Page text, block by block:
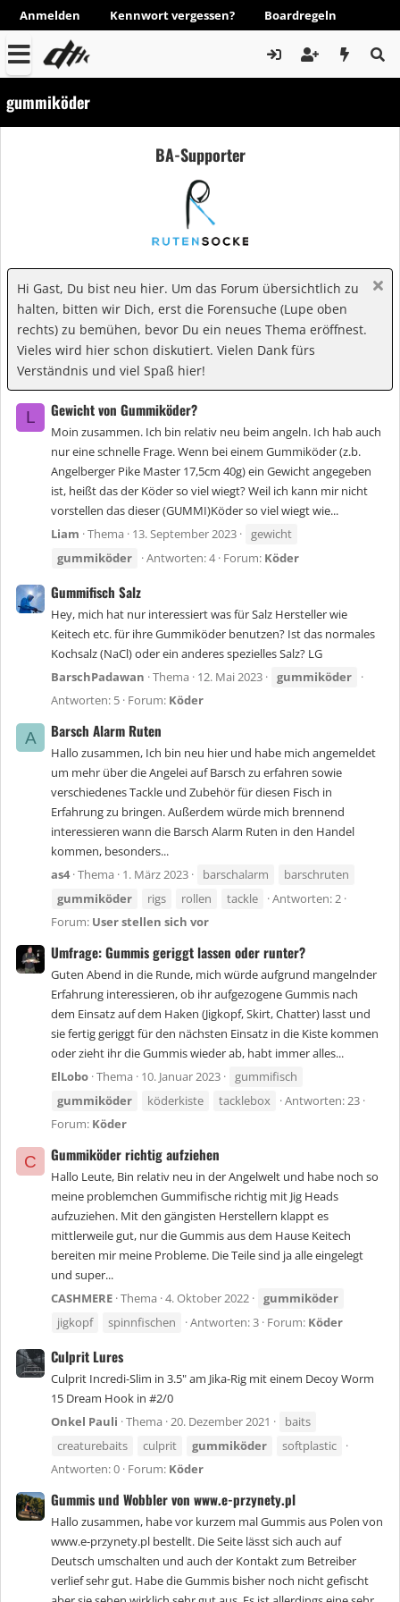
Anmelden Kennwort vergessen? Boardregeln
gummiköder
BA-Supporter
Hi Gast, Du bist neu hier. Um das Forum übersichtlich zu
halten, bitten wir Dich, erst die Forensuche (Lupe oben
rechts) zu bemühen, bevor Du ein neues Thema eröffnest.
Vieles wird hier schon diskutiert. Vielen Dank fürs
Verständnis und viel Spaß hier!
L Gewicht von Gummiköder?
Moin zusammen. Ich bin relativ neu beim angeln. Ich hab auch
nur eine schnelle Frage. Wenn bei einem Gummiköder (z.b.
Angelberger Pike Master 17,5cm 40g) ein Gewicht angegeben
ist, heißt das der Köder so viel wiegt? Weil ich kann mir nicht
vorstellen das dieser (GUMMI)Köder so viel wiegt wie...
Liam Thema 13. September 2023
gewicht
gummiköder
Antworten: 4 Forum: Köder
Gummifisch Salz
Hey, mich hat nur interessiert was für Salz Hersteller wie
Keitech etc. für ihre Gummiköder benutzen? Ist das normales
Kochsalz (NaCl) oder ein anderes spezielles Salz? LG
BarschPadawan Thema 12. Mai 2023
gummiköder
Antworten: 5 Forum: Köder
A Barsch Alarm Ruten
Hallo zusammen, Ich bin neu hier und habe mich angemeldet
um mehr über die Angelei auf Barsch zu erfahren sowie
verschiedenes Tackle und Zubehör für diesen Fisch in
Erfahrung zu bringen. Außerdem würde mich brennend
interessieren wann die Barsch Alarm Ruten in den Handel
kommen, besonders...
as4 Thema 1. März 2023 barschalarm
barschruten
gummiköder
rigs rollen tackle
Antworten: 2
Forum: User stellen sich vor
Umfrage: Gummis geriggt lassen oder runter?
Guten Abend in die Runde, mich würde aufgrund mangelnder
Erfahrung interessieren, ob ihr aufgezogene Gummis nach
dem Einsatz auf dem Haken (Jigkopf, Skirt, Chatter) lasst und
sie fertig geriggt für den nächsten Einsatz in die Kiste kommen
oder zieht ihr die Gummis wieder ab, habt immer alles...
ElLobo Thema 10. Januar 2023
gummifisch
gummiköder
köderkiste tacklebox
Antworten: 23
Forum: Köder
C Gummiköder richtig aufziehen
Hallo Leute, Bin relativ neu in der Angelwelt und habe noch so
meine problemchen Gummifische richtig mit Jig Heads
aufzuziehen. Mit den gängisten Herstellern klappt es
mittlerweile gut, nur die Gummis aus dem Hause Keitech
bereiten mir meine Probleme. Die Teile sind ja alle eingelegt
und super...
CASHMERE Thema 4. Oktober 2022
gummiköder
jigkopf
spinnfischen Antworten: 3 Forum: Köder
Culprit Lures
Culprit Incredi-Slim in 3.5" am Jika-Rig mit einem Decoy Worm
15 Dream Hook in #2/0
Onkel Pauli Thema 20. Dezember 2021
baits
creaturebaits
culprit gummiköder
softplastic
Antworten: 0 Forum: Köder
Gummis und Wobbler von www.e-przynety.pl
Hallo zusammen, habe vor kurzem mal Gummis aus Polen von
www.e-przynety.pl bestellt. Die Seite lässt sich auch auf
Deutsch umschalten und auch der Kontakt zum Betreiber
verlief sehr gut. Habe die Gummis bisher noch nicht gefischt